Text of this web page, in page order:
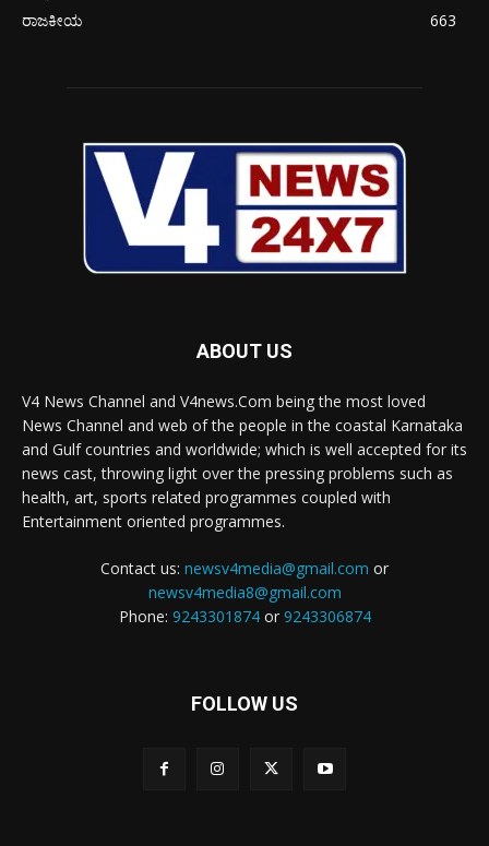
ರಾಜಕೀಯ
663
ABOUT US
V4 News Channel and V4news.Com being the most loved
News Channel and web of the people in the coastal Karnataka
and Gulf countries and worldwide; which is well accepted for its
news cast, throwing light over the pressing problems such as
health, art, sports related programmes coupled with
Entertainment oriented programmes.
Contact us: newsv4media@gmail.com or
newsv4media8@gmail.com
Phone: 9243301874or 9243306874
FOLLOW US